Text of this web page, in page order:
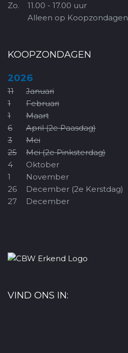
Zo.
11.00 - 17.00 uur
Alleen op Koopzondagen
KOOPZONDAGEN
2026
11
Januari
1
Februari
1
Maart
6
April (2e Paasdag)
3
Mei
25
Mei (2e Pinksterdag)
4
Oktober
1
November
26
December (2e Kerstdag)
27
December
VIND ONS IN: